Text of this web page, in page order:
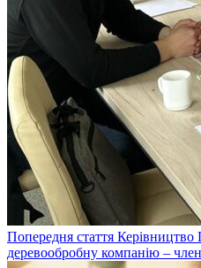
Попередня стаття
деревообробну компанію –